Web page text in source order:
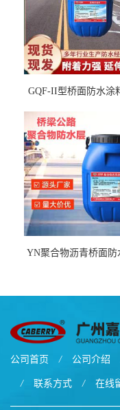
GQF-II型桥面防水涂
YN聚合物沥青桥面防
公司首页 / 公司介绍
/ 联系方式 / 在线